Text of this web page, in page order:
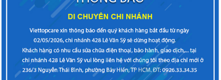
– Bạn có thắc mắc hay khó khăn cần tư vấn, những giao
dịch viên Viettopcare luôn sẵn sàng giải đáp hoàn toàn
miễn phí giúp bạn.
thay màn hình GioneeGpad G5 ở Viettopcare
được tiến hành dưới bàn tay những kỹ thuật viên hàng
đầu, kinh nghiệm lâu năm.